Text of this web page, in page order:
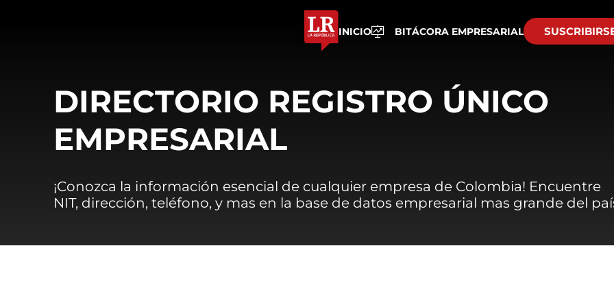
INICIO BITÁCORA EMPRESARIAL
DIRECTORIO REGISTRO ÚNICO
EMPRESARIAL
¡Conozca la información esencial de cualquier empresa de Colombia! Encuentre
NIT, dirección, teléfono, y mas en la base de datos empresarial mas grande del